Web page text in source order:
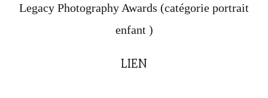
Legacy Photography Awards (catégorie portrait
enfant )
LIEN